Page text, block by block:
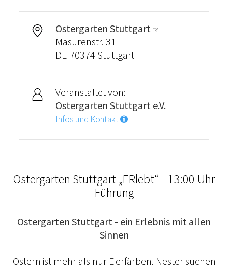
Ostergarten Stuttgart
Masurenstr. 31
DE-70374 Stuttgart
Veranstaltet von:
Ostergarten Stuttgart e.V.
Infos und Kontakt
Ostergarten Stuttgart „ERlebt“ - 13:00 Uhr
Führung
Ostergarten Stuttgart - ein Erlebnis mit allen
Sinnen
Ostern ist mehr als nur Eierfärben, Nester suchen